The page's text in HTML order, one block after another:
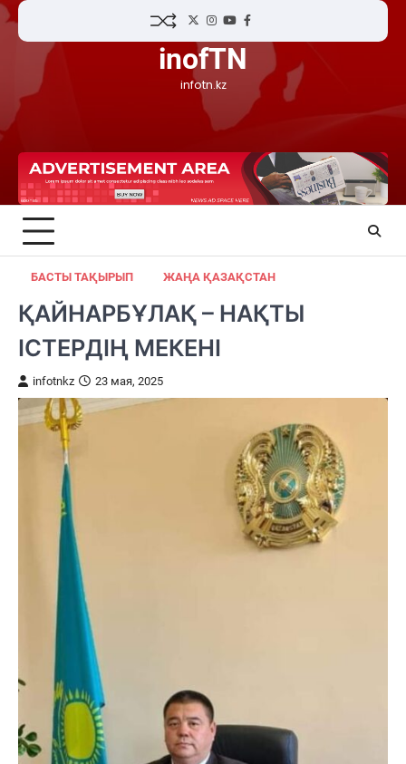
Skip
content
TwitterInstagram
YouTubeFacebook
inofTN
infotn.kz
БАСТЫ ТАҚЫРЫП ЖАҢА ҚАЗАҚСТАН
ҚАЙНАРБҰЛАҚ – НАҚТЫ
ІСТЕРДІҢ МЕКЕНІ
infotnkz 23 мая, 2025